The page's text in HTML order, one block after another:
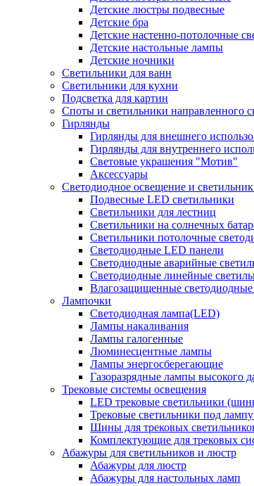
Детские люстры подвесные
Детские бра
Детские настенно-потолочные
Детские настольные лампы
Детские ночники
Светильники для ванн
Светильники для кухни
Подсветка для картин
Споты и светильники направленного
Гирлянды
Гирлянды для внешнего
Гирлянды для внутреннего
Световые украшения "Мотив"
Аксессуары
Светодиодное освещение и
Подвесные LED светильники
Светильники для лестниц
Светильники на солнечных
Светильники потолочные
Светодиодные LED панели
Светодиодные аварийные
Светодиодные линейные
Влагозащищенные светодиодные
Лампочки
Светодиодная лампа(LED)
Лампы накаливания
Лампы галогенные
Люминесцентные лампы
Лампы энергосберегающие
Газоразрядные лампы высокого
Трековые системы освещения
LED трековые светильники
Трековые светильники под
Шины для трековых
Комплектующие для трековых
Абажуры для светильников и люстр
Абажуры для люстр
Абажуры для настольных ламп